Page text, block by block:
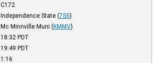
C172
Independence State (7S5)
Mc Minnville Muni (KMMV)
18:32 PDT
19:49 PDT
1:16